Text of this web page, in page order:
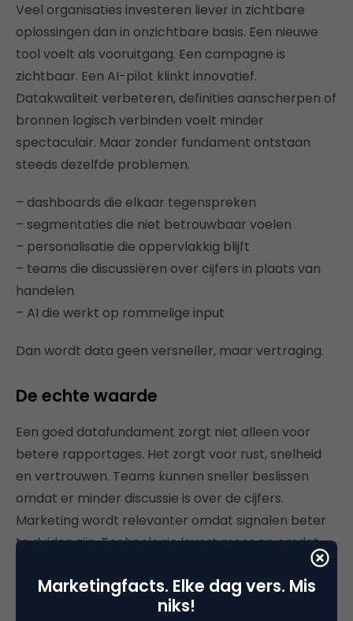
Veel organisaties investeren liever in zichtbare
oplossingen dan in onzichtbare basis. Een nieuwe
tool voelt als vooruitgang. Een campagne is
zichtbaar. Een AI-pilot klinkt innovatief.
Datakwaliteit verbeteren, definities aanscherpen of
bronnen logisch verbinden voelt minder
spectaculair. Maar zonder fundament ontstaan
steeds dezelfde problemen.
– dashboards die elkaar tegenspreken
– segmentaties die niet betrouwbaar voelen
– personalisatie die oppervlakkig blijft
– teams die discussiëren over cijfers in plaats van
handelen
– AI die werkt op rommelige input
Dan wordt data geen versneller, maar vertraging.
De echte waarde
Een goed datafundament zorgt niet alleen voor
betere rapportages. Het zorgt voor rust, snelheid
en vertrouwen. Teams kunnen sneller beslissen
omdat er minder discussie is over de cijfers.
Marketing wordt relevanter omdat signalen beter
te duiden zijn. Technologie levert meer op omdat
En misschien nog belangrijker: organisaties kunnen
Marketingfacts. Elke dag vers. Mis
niks!